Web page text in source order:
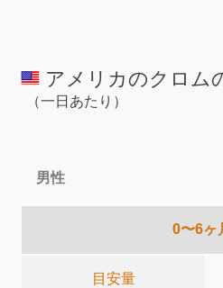
アメリカのクロム
（一日あたり）
男性
0〜6ヶ
目安量